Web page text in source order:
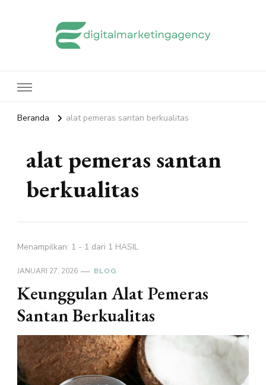
Beranda alat pemeras santan berkualitas
alat pemeras santan
berkualitas
Menampilkan: 1 - 1 dari 1 HASIL
JANUARI 27, 2026 BLOG
Keunggulan Alat Pemeras
Santan Berkualitas